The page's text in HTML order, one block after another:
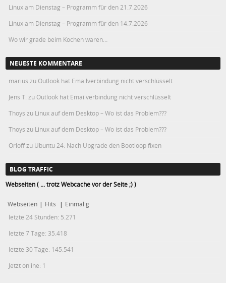
Linux am Dienstag – Programm für den 21.7.2026
Linux am Dienstag – Programm für den 14.7.2026
Wo wir grade beim Kochen waren…
NEUESTE KOMMENTARE
marius zu Outlook hat Emailverbindung nicht verschlüsselt
Jens T. zu Outlook hat Emailverbindung nicht verschlüsselt
Thoys zu Linux auf dem Desktop – Wo ist das Problem???
Thoys zu Linux auf dem Desktop – Wo ist das Problem???
Orloffzu Ubuntu 24: Nach Upgrade den Bootloop fixen
BLOG TRAFFIC
Webseiten ( ... trotz Webcache vor der Seite ;) )
Webseiten | Hits | Einmalig
letzte 24 Stunden: 5.271
letzte 7 Tage: 35.418
letzte 30 Tage: 145.541
Jetzt online: 1